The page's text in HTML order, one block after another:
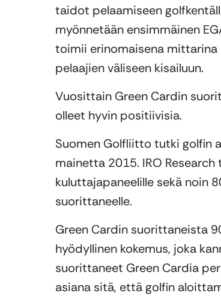
taidot pelaamiseen
myönnetään ensimmäinen
toimii erinomaisena
pelaajien väliseen kisailuun.
Vuosittain Green Cardin
olleet hyvin positiivisia.
Suomen Golfliitto tutki golfin
mainetta 2015. IRO
kuluttajapaneelille sekä noin
suorittaneelle.
Green Cardin suorittaneista
hyödyllinen kokemus, joka
suorittaneet Green Cardia
asiana sitä, että golfin